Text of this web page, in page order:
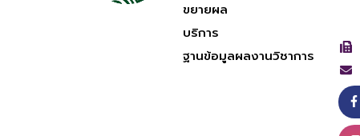
ขยายผล
บริการ
ฐานข้อมูลผลงานวิชาการ